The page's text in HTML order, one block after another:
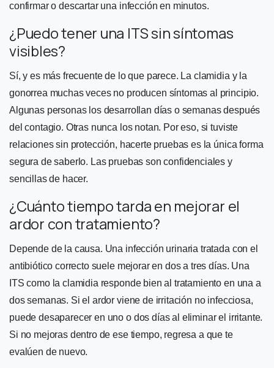
confirmar o descartar una infección en minutos.
¿Puedo tener una ITS sin síntomas
visibles?
Sí, y es más frecuente de lo que parece. La clamidia y la
gonorrea muchas veces no producen síntomas al principio.
Algunas personas los desarrollan días o semanas después
del contagio. Otras nunca los notan. Por eso, si tuviste
relaciones sin protección, hacerte pruebas es la única forma
segura de saberlo. Las pruebas son confidenciales y
sencillas de hacer.
¿Cuánto tiempo tarda en mejorar el
ardor con tratamiento?
Depende de la causa. Una infección urinaria tratada con el
antibiótico correcto suele mejorar en dos a tres días. Una
ITS como la clamidia responde bien al tratamiento en una a
dos semanas. Si el ardor viene de irritación no infecciosa,
puede desaparecer en uno o dos días al eliminar el irritante.
Si no mejoras dentro de ese tiempo, regresa a que te
evalúen de nuevo.